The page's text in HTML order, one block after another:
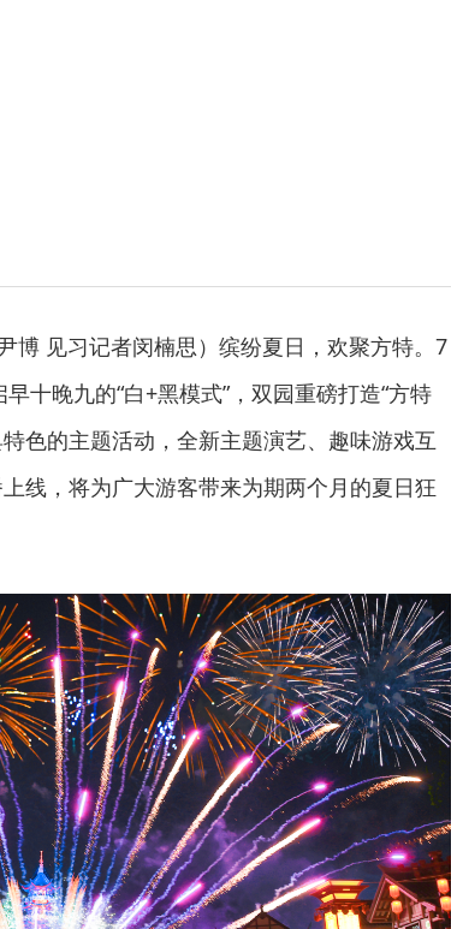
博 见习记者闵楠思）缤纷夏日，欢聚方特。7
十晚九的“白+黑模式”，双园重磅打造“方特
色的主题活动，全新主题演艺、趣味游戏互
线，将为广大游客带来为期两个月的夏日狂